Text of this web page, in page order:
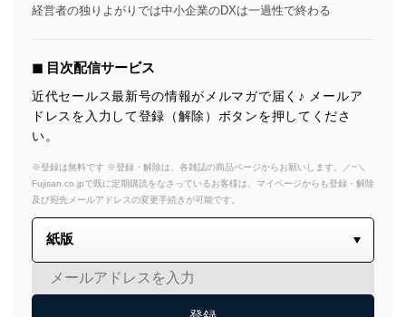
経営者の独りよがりでは中小企業のDXは一過性で終わる
◼︎ 目次配信サービス
近代セールス最新号の情報がメルマガで届く♪ メールア
ドレスを入力して登録（解除）ボタンを押してくださ
い。
※登録は無料です ※登録・解除は、各雑誌の商品ページからお願いします。／~＼
Fujisan.co.jpで既に定期購読をなさっているお客様は、マイページからも登録・解除
及び宛先メールアドレスの変更手続きが可能です。